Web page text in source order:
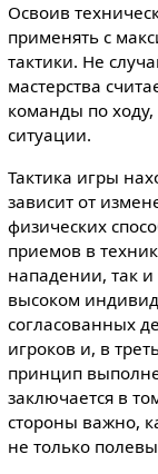
Освоив
применять с
тактики. Не
мастерства
команды по
ситуации.
Тактика игры
зависит от
физических
приемов в
нападении, так и
высоком
согласованных
игроков и, в
принцип
заключается в
стороны важно,
не только